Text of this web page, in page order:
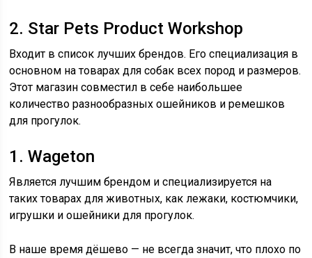
2. Star Pets Product Workshop
Входит в список лучших брендов. Его специализация в
основном на товарах для собак всех пород и размеров.
Этот магазин совместил в себе наибольшее
количество разнообразных ошейников и ремешков
для прогулок.
1. Wageton
Является лучшим брендом и специализируется на
таких товарах для животных, как лежаки, костюмчики,
игрушки и ошейники для прогулок.
В наше время дёшево — не всегда значит, что плохо по